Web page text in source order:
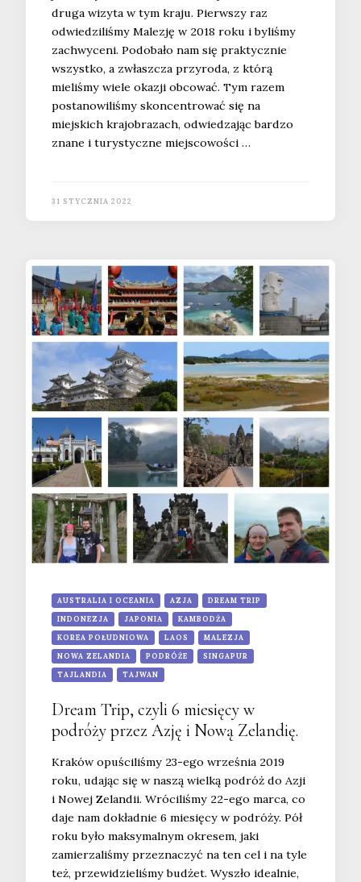
druga wizyta w tym kraju. Pierwszy raz
odwiedziliśmy Malezję w 2018 roku i byliśmy
zachwyceni. Podobało nam się praktycznie
wszystko, a zwłaszcza przyroda, z którą
mieliśmy wiele okazji obcować. Tym razem
postanowiliśmy skoncentrować się na
miejskich krajobrazach, odwiedzając bardzo
znane i turystyczne miejscowości …
31 STYCZNIA 2022
AUSTRALIA I OCEANIA AZJA DREAM TRIP
INDONEZJA JAPONIA KAMBODŻA
KOREA POŁUDNIOWA LAOS MALEZJA
NOWA ZELANDIA PODRÓŻE SINGAPUR
TAJLANDIA TAJWAN
Dream Trip, czyli 6 miesięcy w
podróży przez Azję i Nową Zelandię.
Kraków opuściliśmy 23-ego września 2019
roku, udając się w naszą wielką podróż do Azji
i Nowej Zelandii. Wróciliśmy 22-ego marca, co
daje nam dokładnie 6 miesięcy w podróży. Pół
roku było maksymalnym okresem, jaki
zamierzaliśmy przeznaczyć na ten cel i na tyle
też, przewidzieliśmy budżet. Wyszło idealnie,